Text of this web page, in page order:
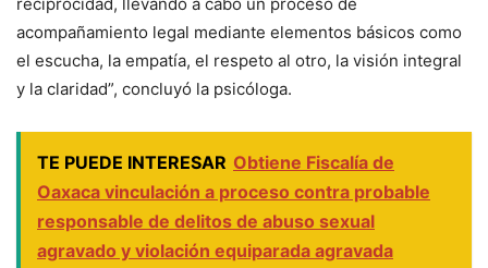
acompañamiento legal mediante elementos básicos como
el escucha, la empatía, el respeto al otro, la visión integral
y la claridad”, concluyó la psicóloga.
TE PUEDE INTERESAR Obtiene Fiscalía de
Oaxaca vinculación a proceso contra probable
responsable de delitos de abuso sexual
agravado y violación equiparada agravada